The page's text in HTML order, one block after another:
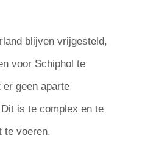
blijven vrijgesteld,
voor Schiphol te
geen aparte
is te complex en te
te voeren.